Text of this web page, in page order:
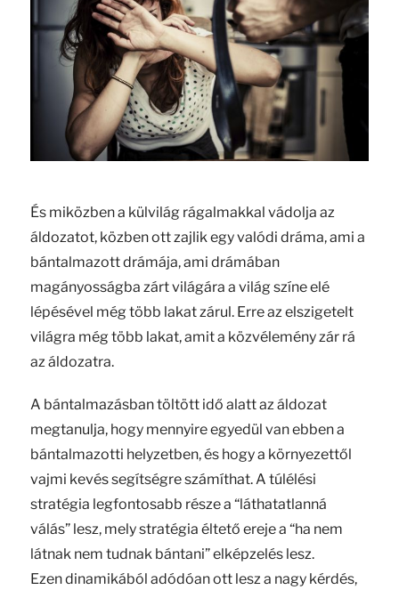
És miközben a külvilág rágalmakkal vádolja az
áldozatot, közben ott zajlik egy valódi dráma, ami a
bántalmazott drámája, ami drámában
magányosságba zárt világára a világ színe elé
lépésével még több lakat zárul. Erre az elszigetelt
világra még több lakat, amit a közvélemény zár rá
az áldozatra.
A bántalmazásban töltött idő alatt az áldozat
megtanulja, hogy mennyire egyedül van ebben a
bántalmazotti helyzetben, és hogy a környezettől
vajmi kevés segítségre számíthat. A túlélési
stratégia legfontosabb része a “láthatatlanná
válás” lesz, mely stratégia éltető ereje a “ha nem
látnak nem tudnak bántani” elképzelés lesz.
Ezen dinamikából adódóan ott lesz a nagy kérdés,